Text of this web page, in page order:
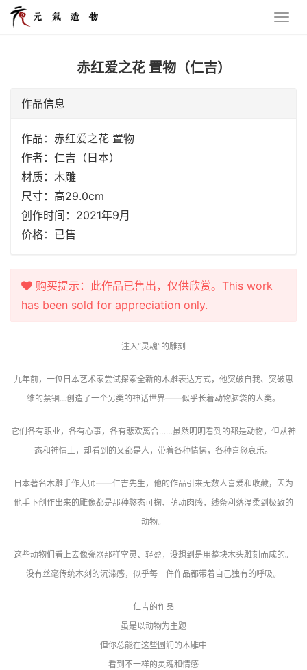
赤红爱之花 置物（仁吉）
作品信息
作品：赤红爱之花 置物
作者：仁吉（日本）
材质：木雕
尺寸：高29.0cm
创作时间：2021年9月
价格：已售
购买提示：此作品已售出，仅供欣赏。This work
has been sold for appreciation only.
注入“灵魂”的雕刻
九年前，一位日本艺术家尝试探索全新的木雕表达方式，他突破自我、突破思
维的禁锢…创造了一个另类的神话世界——似乎长着动物脑袋的人类。
它们各有职业，各有心事，各有悲欢离合……虽然明明看到的都是动物，但从神
态和神情上，却看到的又都是人，带着各种情愫，各种喜怒哀乐。
日本著名木雕手作大师——仁吉先生，他的作品引来无数人喜爱和收藏，因为
他手下创作出来的雕像都是那种憨态可掬、萌动肉感，线条利落温柔到极致的
动物。
这些动物们看上去像瓷器那样空灵、轻盈，没想到是用整块木头雕刻而成的。
没有丝毫传统木刻的沉滞感，似乎每一件作品都带着自己独有的呼吸。
仁吉的作品
虽是以动物为主题
但你总能在这些圆润的木雕中
看到不一样的灵魂和情感